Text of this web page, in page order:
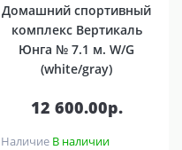
Домашний спортивный
комплекс Вертикаль
Юнга № 7.1 м. W/G
(white/gray)
12 600.00р.
Наличие В наличии